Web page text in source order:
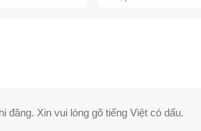
Xin vui lòng gõ tiếng Việt có dấu.